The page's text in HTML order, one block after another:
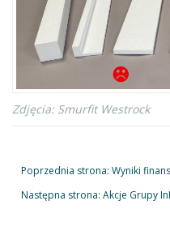
Zdjęcia: Smurfit Westrock
Poprzednia strona: Wyniki
Następna strona: Akcje Grupy